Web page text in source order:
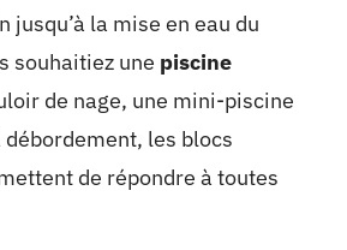
jusqu’à la mise en eau du
souhaitiez une piscine
de nage, une mini-piscine
débordement, les blocs
de répondre à toutes